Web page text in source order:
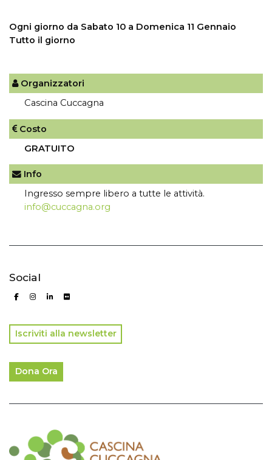
Ogni giorno da Sabato 10 a Domenica 11 Gennaio
Tutto il giorno
Organizzatori
Cascina Cuccagna
Costo
GRATUITO
Info
Ingresso sempre libero a tutte le attività.
info@cuccagna.org
Social
Iscriviti alla newsletter
Dona Ora